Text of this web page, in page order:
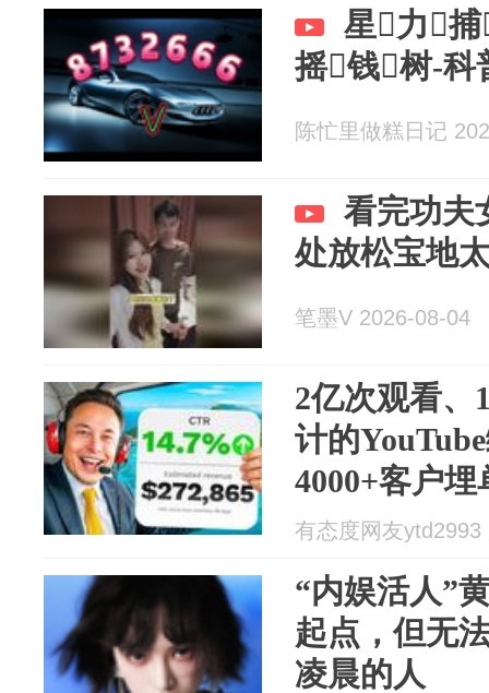
星力
摇钱树-科
陈忙里做糕日记
看完功夫
处放松宝地
笔墨V 2026-08-04
2亿次观看、
计的
4000+客户埋
有态度网友ytd2993
“内娱活人”
起点，但无
凌晨的人